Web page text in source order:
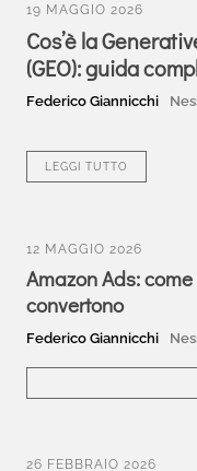
19 MAGGIO 2026
Cos’è la
(GEO): guida
Federico Giannicchi
LEGGI TUTTO
12 MAGGIO 2026
Amazon Ads:
convertono
Federico Giannicchi
26 FEBBRAIO 2026